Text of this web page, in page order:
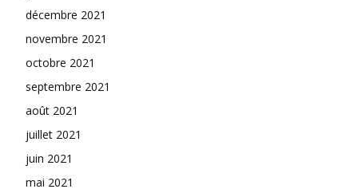
décembre 2021
novembre 2021
octobre 2021
septembre 2021
août 2021
juillet 2021
juin 2021
mai 2021